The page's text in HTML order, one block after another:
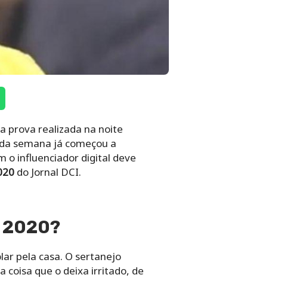
prova realizada na noite
semana já começou a
o influenciador digital deve
do Jornal DCI.
2020?
pela casa. O sertanejo
coisa que o deixa irritado, de